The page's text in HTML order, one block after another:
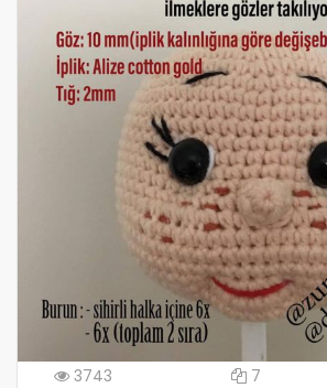
3743 7